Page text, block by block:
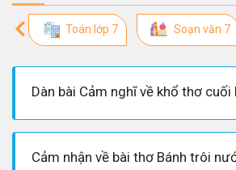
Toán lớp 7 Soạn văn 7